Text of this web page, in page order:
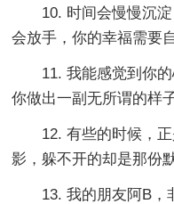
10. 时间会慢慢沉淀
会放手，你的幸福需要
11. 我能感觉到你的
你做出一副无所谓的样
12. 有些的时候，正
影，躲不开的却是那份
13. 我的朋友阿B，